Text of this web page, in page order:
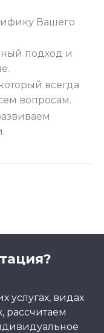
Вашего
подход и
всегда
вопросам.
услугах, видах
рассчитаем